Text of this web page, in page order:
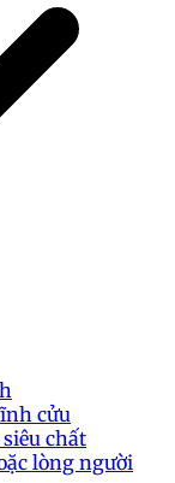
cửu
chất
lòng người